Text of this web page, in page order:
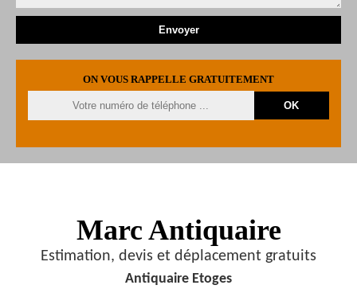
ON VOUS RAPPELLE GRATUITEMENT
Marc Antiquaire
Estimation, devis et déplacement gratuits
Antiquaire Etoges